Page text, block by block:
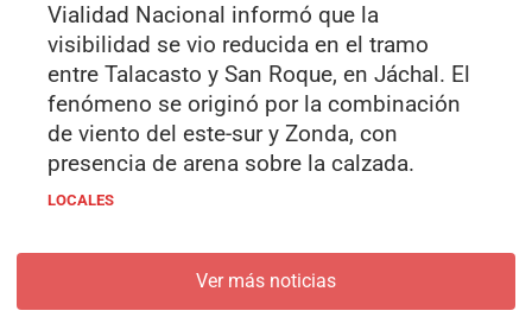
Vialidad Nacional informó que la
visibilidad se vio reducida en el tramo
entre Talacasto y San Roque, en Jáchal. El
fenómeno se originó por la combinación
de viento del este-sur y Zonda, con
presencia de arena sobre la calzada.
LOCALES
Ver más noticias